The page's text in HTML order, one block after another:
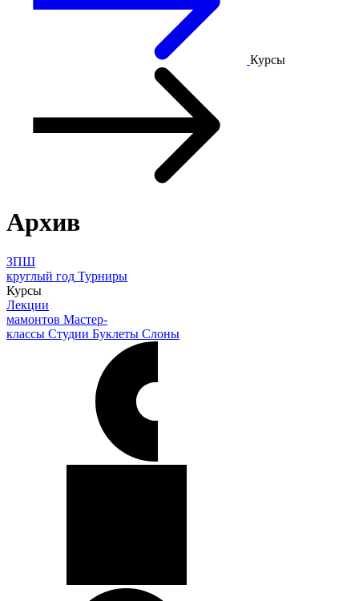
Курсы
Архив
ЗПШ
круглый год Турниры
Курсы
Лекции
мамонтов Мастер-
классы Студии Буклеты Слоны